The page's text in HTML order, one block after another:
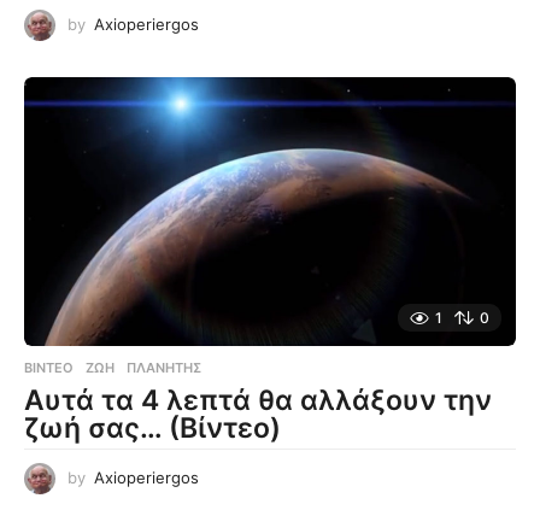
by Axioperiergos
1 0
ΒΊΝΤΕΟ ΖΩΉ ,ΠΛΑΝΉΤΗΣ
Αυτά τα 4 λεπτά θα αλλάξουν την
ζωή σας… (Βίντεο)
by Axioperiergos